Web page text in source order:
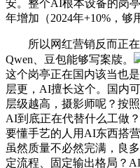
安。整个AI根本设备的岗
年增加（2024年+10%，够
所以网红营销反而正在增
Qwen、豆包能够写案牍。
这个岗亭正在国内该当也
层更，AI擅长这个。国内
层级越高，摄影师呢？按
AI到底正在代替什么工做
要懂手艺的人用AI东西搭
虽然质量不必然完满，良
定流程、固定输出格局？